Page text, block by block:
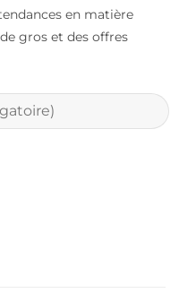
en matière
gros et des offres